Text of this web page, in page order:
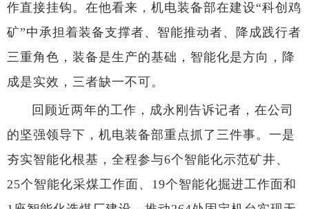
作直接挂钩。在他看来，机电装备部在建设“科创鸡
矿”中承担着装备支撑者、智能推动者、降成践行者
三重角色，装备是生产的基础，智能化是方向，降
成是实效，三者缺一不可。
回顾近两年的工作，成永刚告诉记者，在公司
的坚强领导下，机电装备部重点抓了三件事。一是
夯实智能化根基，全程参与6个智能化示范矿井、
25个智能化采煤工作面、19个智能化掘进工作面和